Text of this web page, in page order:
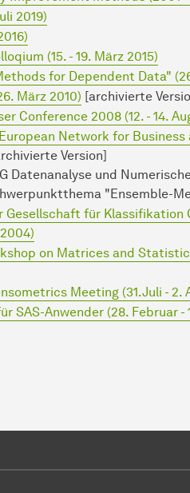
2019)
(15. - 19. März 2015)
for Dependent Data"
März 2010) [archivierte
Conference 2008 (12. - 14.
Network for
Version]
Datenanalyse und
"Ensemble-
Gesellschaft für
on Matrices and
Meeting (31.Juli - 2.
SAS-Anwender (28. Februar -